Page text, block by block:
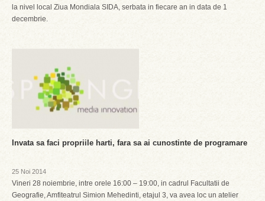
la nivel local Ziua Mondiala SIDA, serbata in fiecare an in data de 1
decembrie.
Invata sa faci propriile harti, fara sa ai cunostinte de programare
25 Noi 2014
Vineri 28 noiembrie, intre orele 16:00 – 19:00, in cadrul Facultatii de
Geografie, Amfiteatrul Simion Mehedinti, etajul 3, va avea loc un atelier